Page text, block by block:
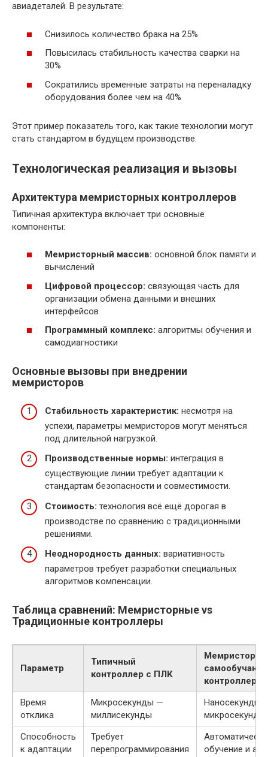
авиадеталей. В результате:
Снизилось количество брака на 25%
Повысилась стабильность качества сварки на
30%
Сократились временные затраты на переналадку
оборудования более чем на 40%
Этот пример показатель того, как такие технологии могут
стать стандартом в будущем производстве.
Технологическая реализация и вызовы
Архитектура мемристорных контроллеров
Типичная архитектура включает три основные
компоненты:
Мемристорный массив: основной блок памяти и
вычислений
Цифровой процессор: связующая часть для
организации обмена данными и внешних
интерфейсов
Программный комплекс: алгоритмы обучения и
самодиагностики
Основные вызовы при внедрении
мемристоров
Стабильность характеристик: несмотря на
успехи, параметры мемристоров могут меняться
под длительной нагрузкой.
Производственные нормы: интеграция в
существующие линии требует адаптации к
стандартам безопасности и совместимости.
Стоимость: технология всё ещё дорогая в
производстве по сравнению с традиционными
решениями.
Неоднородность данных: вариативность
параметров требует разработки специальных
алгоритмов компенсации.
Таблица сравнений: Мемристорные vs
Традиционные контроллеры
Параметр
Типичный
контроллер с ПЛК
контроллер
Время
отклика
Микросекунды —
миллисекунды
Наносекунды
микросекунды
Способность
к адаптации
Требует
перепрограммирования
обучение и